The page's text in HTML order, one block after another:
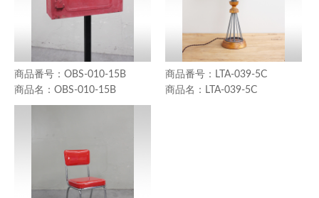
OBS-010-15B
OBS-010-15B
LTA-039-5C
LTA-039-5C